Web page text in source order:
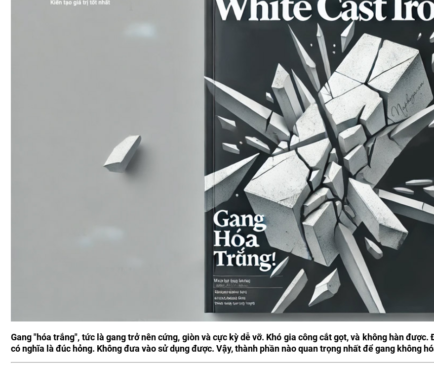
PHỄU THU NƯỚC MẶT CẦU - TẦNG HẦM - SÂN VƯỜN
NẮP THOÁT NƯỚC SÂN GOLF
CÁC SẢN PHẨM GANG - COMPOSITE KHÁC
Gang "hóa trắng", tức là gang trở nên cứng, giòn và cực kỳ dễ vỡ. Khó gia công cắt gọt, và không hàn
có nghĩa là đúc hỏng. Không đưa vào sử dụng được. Vậy, thành phần nào quan trọng nhất để gang không